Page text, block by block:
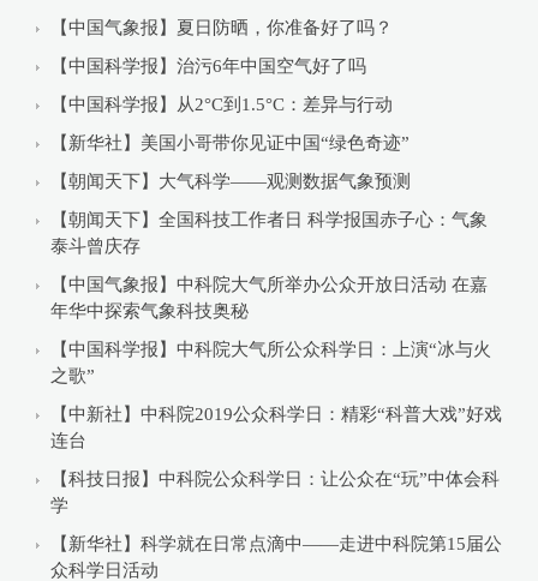
【中国气象报】夏日防晒，你准备好了吗？
【中国科学报】治污6年中国空气好了吗
【中国科学报】从2°C到1.5°C：差异与行动
【新华社】美国小哥带你见证中国“绿色奇迹”
【朝闻天下】大气科学——观测数据气象预测
【朝闻天下】全国科技工作者日 科学报国赤子心：气象
泰斗曾庆存
【中国气象报】中科院大气所举办公众开放日活动 在嘉
年华中探索气象科技奥秘
【中国科学报】中科院大气所公众科学日：上演“冰与火
之歌”
【中新社】中科院2019公众科学日：精彩“科普大戏”好戏
连台
【科技日报】中科院公众科学日：让公众在“玩”中体会科
学
【新华社】科学就在日常点滴中——走进中科院第15届公
众科学日活动